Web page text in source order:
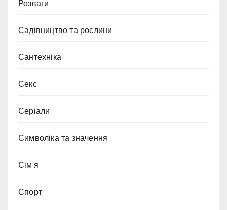
Розваги
Садівництво та рослини
Сантехніка
Секс
Серіали
Символіка та значення
Сім'я
Спорт